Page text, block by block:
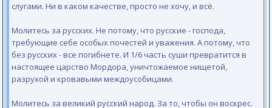
слугами. Ни в каком качестве, просто не хочу, и всё.
Молитесь за русских. Не потому, что русские - господа,
требующие себе особых почестей и уважения. А потому, что
без русских - все погибнете. И 1/6 часть суши превратится в
настоящее царство Мордора, уничтожаемое нищетой,
разрухой и кровавыми междоусобицами.
Молитесь за великий русский народ. За то, чтобы он воскрес.